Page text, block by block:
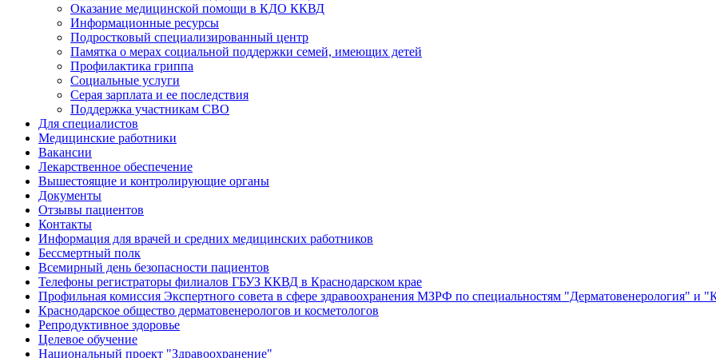
Оказание медицинской помощи в КДО ККВД
Информационные ресурсы
Подростковый специализированный центр
Памятка о мерах социальной поддержки семей, имеющих детей
Профилактика гриппа
Социальные услуги
Серая зарплата и ее последствия
Поддержка участникам СВО
Для специалистов
Медицинские работники
Вакансии
Лекарственное обеспечение
Вышестоящие и контролирующие органы
Документы
Отзывы пациентов
Контакты
Информация для врачей и средних медицинских работников
Бессмертный полк
Всемирный день безопасности пациентов
Телефоны регистраторы филиалов ГБУЗ ККВД в Краснодарском крае
Профильная комиссия Экспертного совета в сфере здравоохранения МЗРФ по специальностям "Дерматовенерология" и
Краснодарское общество дерматовенерологов и косметологов
Репродуктивное здоровье
Целевое обучение
Национальный проект "Здравоохранение"